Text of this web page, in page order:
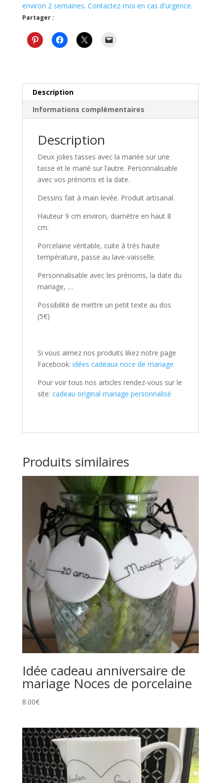
de
porcelaine
environ 2 semaines. Contactez-moi en cas d'urgence.
Partager :
Description
Informations complémentaires
Description
Deux jolies tasses avec la mariée sur une
tasse et le marié sur l’autre. Personnalisable
avec vos prénoms et la date.
Dessins fait à main levée. Produit artisanal.
Hauteur 9 cm environ, diamètre en haut 8
cm.
Porcelaine véritable, cuite à très haute
température, passe au lave-vaisselle.
Personnalisable avec les prénoms, la date du
mariage, …
Possibilité de mettre un petit texte au dos
(5€)
Si vous aimez nos produits likez notre page
Facebook: idées cadeaux noce de mariage
Pour voir tous nos articles rendez-vous sur le
site: cadeau original mariage personnalisé
Produits similaires
Idée cadeau anniversaire de
mariage Noces de porcelaine
8.00€